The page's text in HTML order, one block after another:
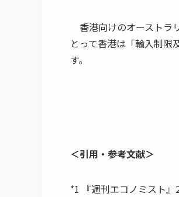
香港向けのオーストラ
とって香港は「輸入制限
す。
＜引用・参考文献＞
*1 『週刊エコノミスト